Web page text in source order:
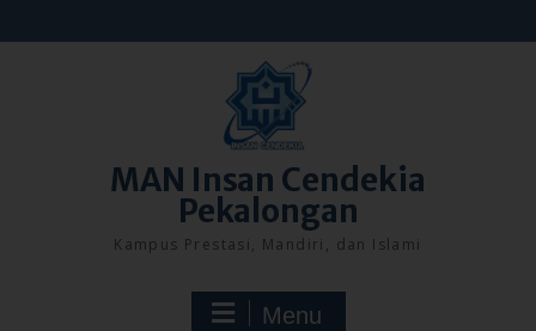
to
MAN Insan Cendekia
Pekalongan
Kampus Prestasi, Mandiri, dan Islami
Menu